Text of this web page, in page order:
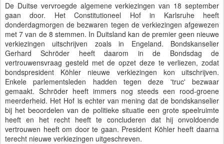
De Duitse vervroegde algemene verkiezingen van 18 september
gaan door. Het Constitutioneel Hof in Karlsruhe heeft
donderdagmorgen de bezwaren tegen de verkiezingen afgewezen
met 7 van de 8 stemmen. In Duitsland kan de premier geen nieuwe
verkiezingen uitschrijven zoals in Engeland. Bondskanselier
Gerhard Schröder heeft daarom in de Bondsdag de
vertrouwensvraag gesteld met de opzet deze te verliezen, zodat
bondspresident Köhler nieuwe verkiezingen kon uitschrijven.
Enkele parlementsleden hadden tegen deze 'truc' bezwaar
gemaakt. Schröder heeft immers nog steeds een rood-groene
meerderheid. Het Hof is echter van mening dat de bondskanselier
bij het beoordelen van de politieke situatie een grote speelruimte
heeft en het recht heeft te concluderen dat hij onvoldoende
vertrouwen heeft om door te gaan. President Köhler heeft daarna
terecht nieuwe verkiezingen uitgeschreven.